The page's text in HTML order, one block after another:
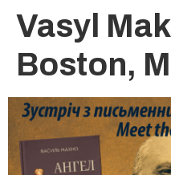
Vasyl
Boston,